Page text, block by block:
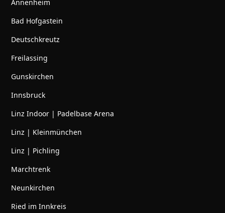
Annenheim
Bad Hofgastein
Deutschkreutz
Freilassing
Gunskirchen
Innsbruck
Linz Indoor | Padelbase Arena
Linz | Kleinmünchen
Linz | Pichling
Marchtrenk
Neunkirchen
Ried im Innkreis